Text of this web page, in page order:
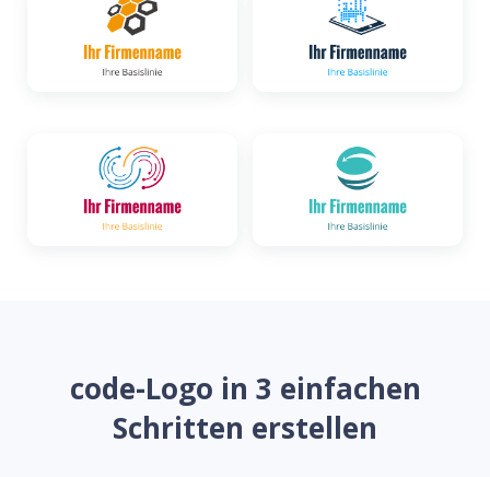
code-Logo in 3 einfachen
Schritten erstellen